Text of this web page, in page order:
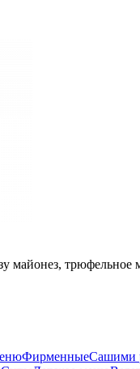
майонез,
ФирменныеСашими